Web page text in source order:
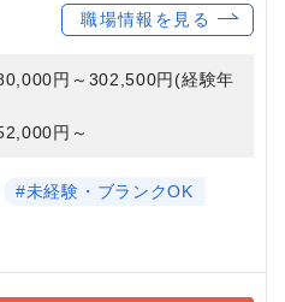
職場情報を見る
円～302,500円(経験年
円～
#未経験・ブランクOK